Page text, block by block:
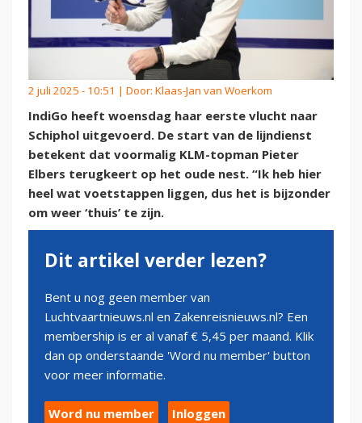
2 juli 2025 - 10:51 | Door: Klaas-Jan van Woerkom
IndiGo heeft woensdag haar eerste vlucht naar
Schiphol uitgevoerd. De start van de lijndienst
betekent dat voormalig KLM-topman Pieter
Elbers terugkeert op het oude nest. “Ik heb hier
heel wat voetstappen liggen, dus het is bijzonder
om weer ‘thuis’ te zijn.
Dit artikel verder lezen?
Bent u nog geen member van
Luchtvaartnieuws.nl en Zakenreisnieuws.nl? Een
membership is er al vanaf € 5,45 per maand. Klik
dan op onderstaande 'Word nu member' button
voor meer informatie.
Word nu member Inloggen